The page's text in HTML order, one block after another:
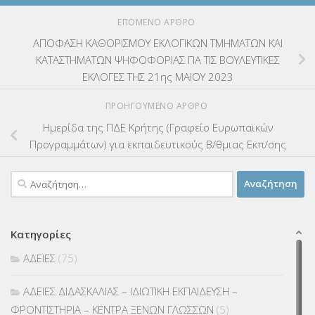
ΕΠΌΜΕΝΟ ΆΡΘΡΟ
ΑΠΟΦΑΣΗ ΚΑΘΟΡΙΣΜΟΥ ΕΚΛΟΓΙΚΩΝ ΤΜΗΜΑΤΩΝ ΚΑΙ
ΚΑΤΑΣΤΗΜΑΤΩΝ ΨΗΦΟΦΟΡΙΑΣ ΓΙΑ ΤΙΣ ΒΟΥΛΕΥΤΙΚΕΣ
ΕΚΛΟΓΕΣ ΤΗΣ 21ης ΜΑΪΟΥ 2023
ΠΡΟΗΓΟΎΜΕΝΟ ΆΡΘΡΟ
Ημερίδα της ΠΔΕ Κρήτης (Γραφείο Ευρωπαϊκών
Προγραμμάτων) για εκπαιδευτικούς Β/θμιας Εκπ/σης
Αναζήτηση
για:
Κατηγορίες
ΑΔΕΙΕΣ (75)
ΑΔΕΙΕΣ ΔΙΔΑΣΚΑΛΙΑΣ – ΙΔΙΩΤΙΚΗ ΕΚΠΑΙΔΕΥΣΗ –
ΦΡΟΝΤΙΣΤΗΡΙΑ – ΚΕΝΤΡΑ ΞΕΝΩΝ ΓΛΩΣΣΩΝ (5)